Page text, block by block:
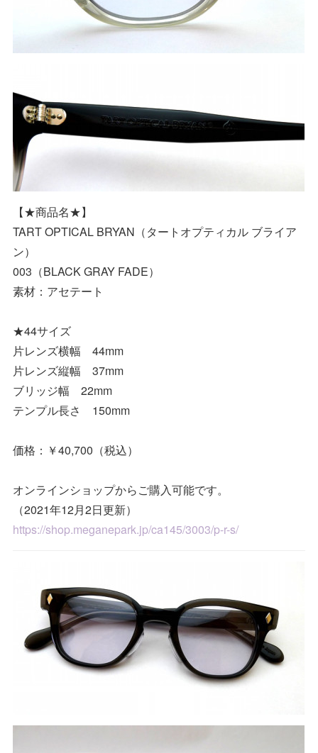
【★商品名★】
TART OPTICAL BRYAN（タートオプティカル ブライア
ン）
003（BLACK GRAY FADE）
素材：アセテート
★44サイズ
片レンズ横幅 44mm
片レンズ縦幅 37mm
ブリッジ幅 22mm
テンプル長さ 150mm
価格：￥40,700（税込）
オンラインショップからご購入可能です。
（2021年12月2日更新）
https://shop.meganepark.jp/ca145/3003/p-r-s/